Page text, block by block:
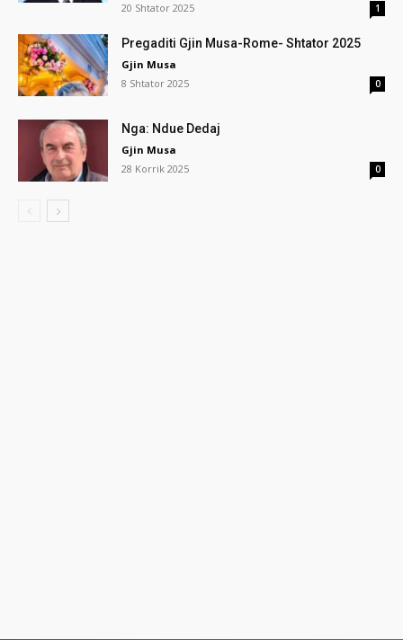
20 Shtator 2025
1
Pregaditi Gjin Musa-Rome- Shtator 2025
Gjin Musa
8 Shtator 2025
0
Nga: Ndue Dedaj
Gjin Musa
28 Korrik 2025
0